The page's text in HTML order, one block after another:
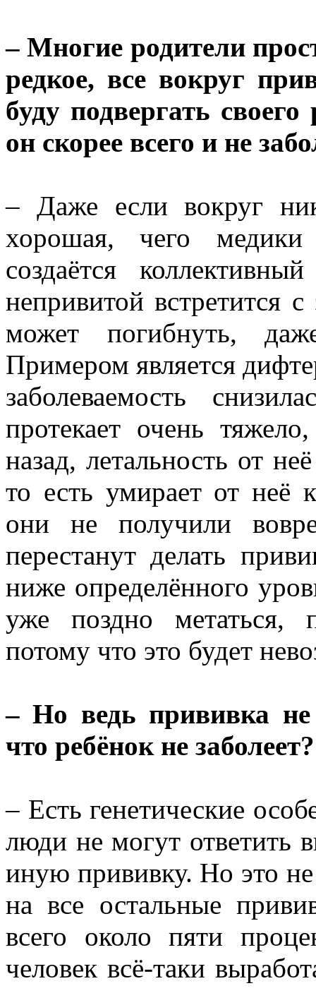
– Многие родители
редкое, все вокруг
буду подвергать
он скорее всего и не
– Даже если вокруг
хорошая, чего медики
создаётся
непривитой встретится
может погибнуть,
Примером является
заболеваемость
протекает очень
назад, летальность от
то есть умирает от неё
они не получили
перестанут делать
ниже определённого
уже поздно метаться,
потому что это будет
– Но ведь прививка не
что ребёнок не заболеет?
– Есть генетические
люди не могут ответить
иную прививку. Но это не
на все остальные
всего около пяти
человек всё-таки